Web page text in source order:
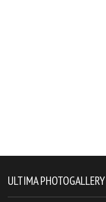
ULTIMA PHOTOGALLERY